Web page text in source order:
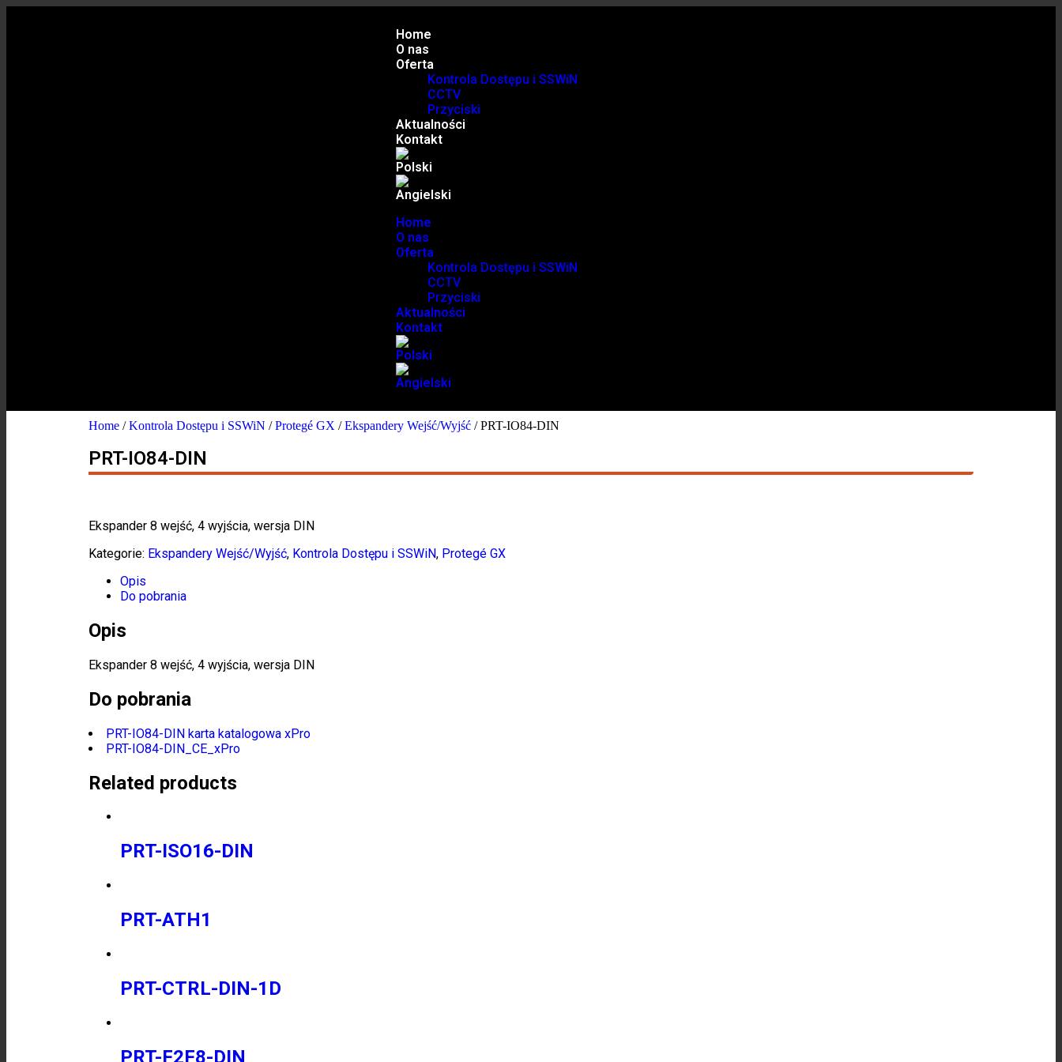
Home
O nas
Oferta
Kontrola Dostępu i SSWiN
CCTV
Przyciski
Aktualności
Kontakt
Home
O nas
Oferta
Kontrola Dostępu i SSWiN
CCTV
Przyciski
Aktualności
Kontakt
Home /Kontrola Dostępu i SSWiN /Protegé GX /Ekspandery Wejść/Wyjść / PRT-IO84-DIN
PRT-IO84-DIN
Ekspander 8 wejść, 4 wyjścia, wersja DIN
Kategorie: Ekspandery Wejść/Wyjść, Kontrola Dostępu i SSWiN, Protegé GX
Opis
Do pobrania
Opis
Ekspander 8 wejść, 4 wyjścia, wersja DIN
Do pobrania
PRT-IO84-DIN karta katalogowa xPro
PRT-IO84-DIN_CE_xPro
Related products
PRT-ISO16-DIN
PRT-ATH1
PRT-CTRL-DIN-1D
PRT-F2F8-DIN